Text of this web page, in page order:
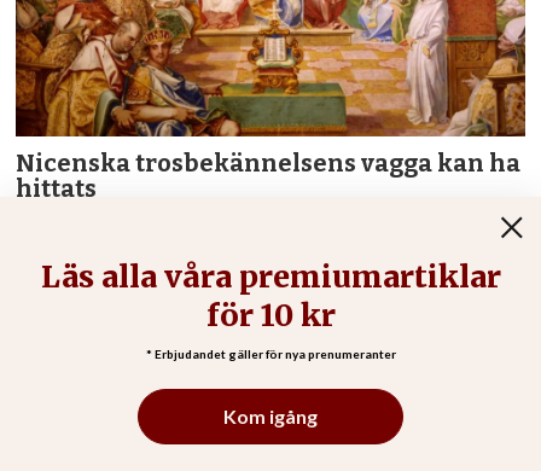
Nicenska trosbekännelsens vagga kan ha
hittats